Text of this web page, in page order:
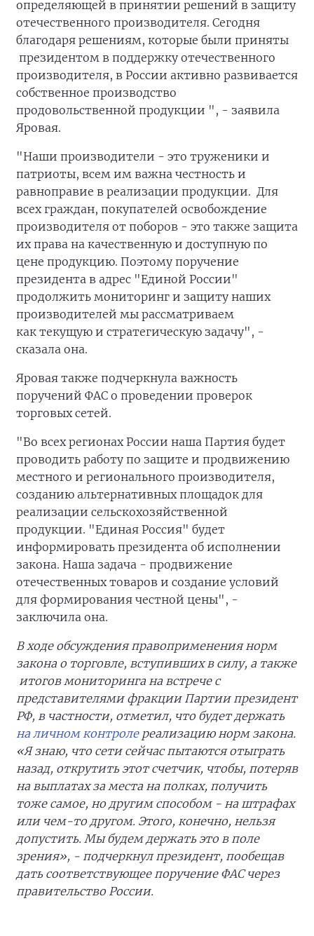
определяющей в принятии решений в защиту
отечественного производителя. Сегодня
благодаря решениям, которые были приняты
президентом в поддержку отечественного
производителя, в России активно развивается
собственное производство
продовольственной продукции ", - заявила
Яровая.
"Наши производители - это труженики и
патриоты, всем им важна честность и
равноправие в реализации продукции. Для
всех граждан, покупателей освобождение
производителя от поборов - это также защита
их права на качественную и доступную по
цене продукцию. Поэтому поручение
президента в адрес "Единой России"
продолжить мониторинг и защиту наших
производителей мы рассматриваем
как текущую и стратегическую задачу", -
сказала она.
Яровая также подчеркнула важность
поручений ФАС о проведении проверок
торговых сетей.
"Во всех регионах России наша Партия будет
проводить работу по защите и продвижению
местного и регионального производителя,
созданию альтернативных площадок для
реализации сельскохозяйственной
продукции. "Единая Россия" будет
информировать президента об исполнении
закона. Наша задача - продвижение
отечественных товаров и создание условий
для формирования честной цены", -
заключила она.
В ходе обсуждения правоприменения норм
закона о торговле, вступивших в силу, а также
итогов мониторинга на встрече с
представителями фракции Партии президент
РФ, в частности, отметил, что будет держать
на личном контролереализацию норм закона.
«Я знаю, что сети сейчас пытаются отыграть
назад, открутить этот счетчик, чтобы, потеряв
на выплатах за места на полках, получить
тоже самое, но другим способом - на штрафах
или чем-то другом. Этого, конечно, нельзя
допустить. Мы будем держать это в поле
зрения», - подчеркнул президент, пообещав
дать соответствующее поручение ФАС через
правительство России.